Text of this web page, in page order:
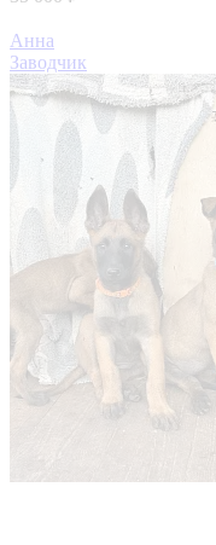
Анна
Заводчик